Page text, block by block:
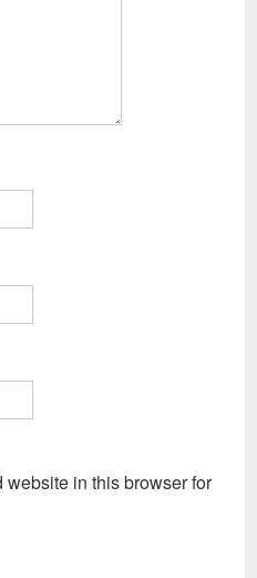
in this browser for